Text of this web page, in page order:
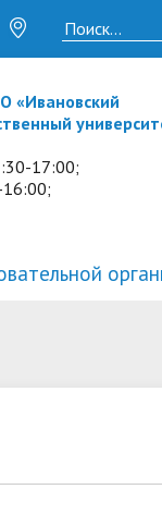
«Ивановский
17:00;
•
•